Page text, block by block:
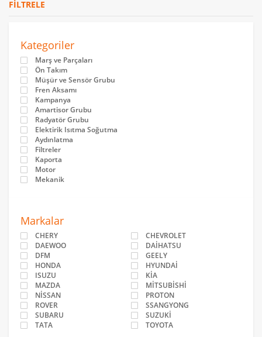
FILTRELE
Kategoriler
Marş ve Parçaları
Ön Takım
Müşür ve Sensör Grubu
Fren Aksamı
Kampanya
Amartisor Grubu
Radyatör Grubu
Elektirik Isıtma Soğutma
Aydınlatma
Filtreler
Kaporta
Motor
Mekanik
Markalar
CHERY
CHEVROLET
DAEWOO
DAİHATSU
DFM
GEELY
HONDA
HYUNDAİ
ISUZU
KİA
MAZDA
MİTSUBİSHİ
NİSSAN
PROTON
ROVER
SSANGYONG
SUBARU
SUZUKİ
TATA
TOYOTA